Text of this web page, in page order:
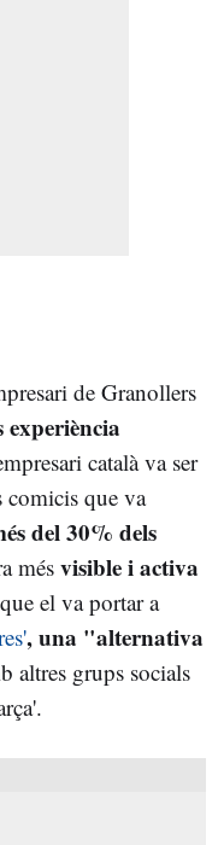
de Granollers
experiència
català va ser
comicis que va
del 30% dels
mésvisible i activa
el va portar a
, una "alternativa
altres grups socials